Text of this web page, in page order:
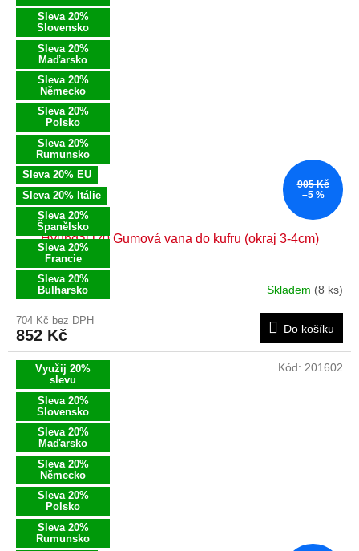
Sleva 20%
Slovensko
Sleva 20%
Maďarsko
Sleva 20%
Německo
Sleva 20%
Polsko
Sleva 20%
Rumunsko
Sleva 20% EU
Sleva 20% Itálie
Sleva 20%
Španělsko
Sleva 20%
Francie
Sleva 20%
Bulharsko
905 Kč
–5 %
Hyundai i20 Gumová vana do kufru (okraj 3-4cm)
Skladem (8 ks)
704 Kč bez DPH
852 Kč Do košíku
Využij 20%
slevu
Sleva 20%
Slovensko
Sleva 20%
Maďarsko
Sleva 20%
Německo
Sleva 20%
Polsko
Sleva 20%
Rumunsko
Kód: 201602